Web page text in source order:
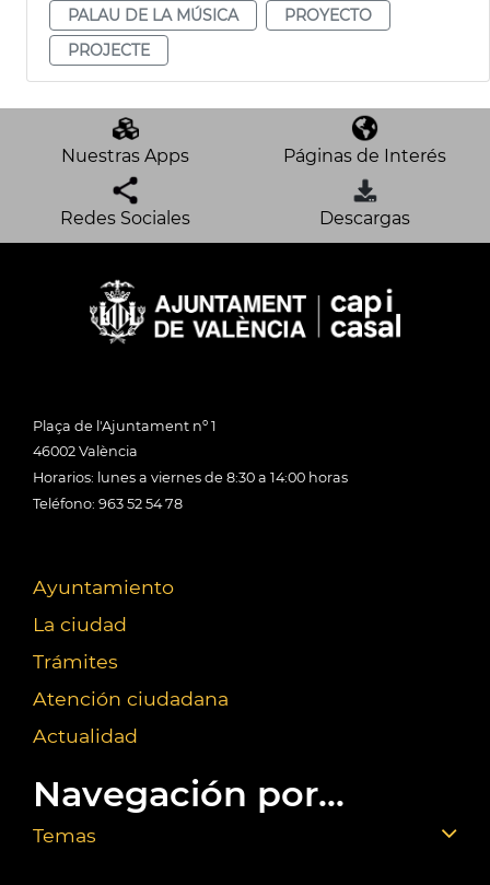
PALAU DE LA MÚSICA
PROYECTO
PROJECTE
Nuestras Apps Páginas de Interés
Redes Sociales Descargas
Plaça de l'Ajuntament nº 1
46002 València
Horarios: lunes a viernes de 8:30 a 14:00 horas
Teléfono: 963 52 54 78
Ayuntamiento
La ciudad
Trámites
Atención ciudadana
Actualidad
Navegación por...
Temas